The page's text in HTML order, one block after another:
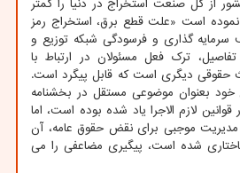
از کل صنعت استخراج در دنیا را کمتر
نموده است «علت قطع برق، استخراج رمز
گذاری و فرسودگی شبکه توزیع و
۵- با این تفاصیل، ترک فعل مسئولان در ارتباط با
دیگری است که قابل پیگرد است.
خود بعنوان موضوعی مستقل در بخشنامه
لازم الاجرا یاد شده بوده است، اما
موجبی برای نقض حقوق عامه، آن
شده است، پیگیری مضاعفی را می